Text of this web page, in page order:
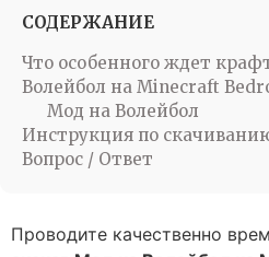
СОДЕРЖАНИЕ
Что особенного ждет
Волейбол на Minecraft
Мод на Волейбол
Инструкция по
Вопрос / Ответ
Проводите качественно